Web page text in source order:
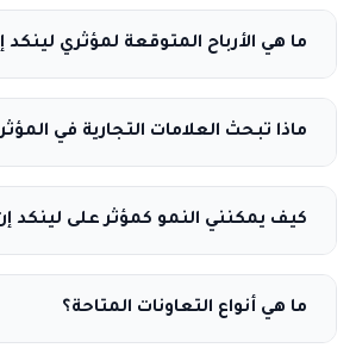
ما هي الأرباح المتوقعة لمؤثري لينكد
ماذا تبحث العلامات التجارية في
كيف يمكنني النمو كمؤثر على لينكد
ما هي أنواع التعاونات المتاحة؟